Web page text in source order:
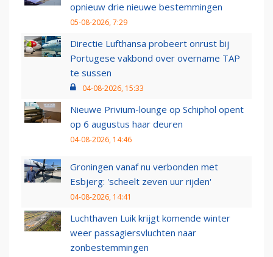
opnieuw drie nieuwe bestemmingen
05-08-2026, 7:29
Directie Lufthansa probeert onrust bij
Portugese vakbond over overname TAP
te sussen
04-08-2026, 15:33
Nieuwe Privium-lounge op Schiphol opent
op 6 augustus haar deuren
04-08-2026, 14:46
Groningen vanaf nu verbonden met
Esbjerg: 'scheelt zeven uur rijden'
04-08-2026, 14:41
Luchthaven Luik krijgt komende winter
weer passagiersvluchten naar
zonbestemmingen